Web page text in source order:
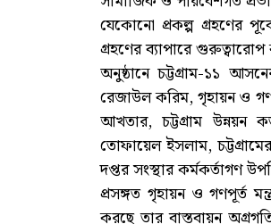
যেকোনো প্রকল্প গ্রহণের
গ্রহণের ব্যাপারে
অনুষ্ঠানে চট্টগ্রাম-১১
রেজাউল করিম, গৃহায়ন ও
আখতার, চট্টগ্রাম উন্নয়ন
তোফায়েল ইসলাম,
দপ্তর সংস্থার কর্মকর্তাগণ
প্রসঙ্গত গৃহায়ন ও গণপূর্ত
করছে তার বাস্তবায়ন